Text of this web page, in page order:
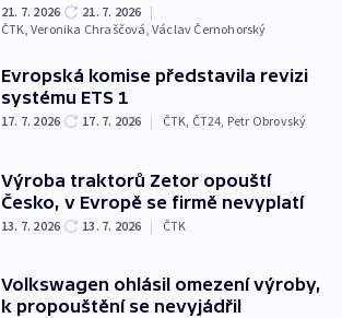
21. 7. 2026 21. 7. 2026 |
ČTK,Veronika Chraščová,Václav Černohorský
Evropská komise představila revizi
systému ETS 1
17. 7. 2026 17. 7. 2026 | ČTK, ČT24, Petr Obrovský
Výroba traktorů Zetor opouští
Česko, v Evropě se firmě nevyplatí
13. 7. 2026 13. 7. 2026 | ČTK
Volkswagen ohlásil omezení výroby,
k propouštění se nevyjádřil